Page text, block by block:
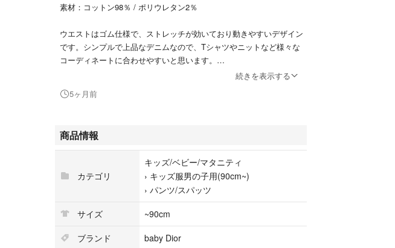
素材：コットン98％ / ポリウレタン2％
ウエストはゴム仕様で、ストレッチが効いており動きやすいデザイン
です。シンプルで上品なデニムなので、Tシャツやニットなど様々な
コーディネートに合わせやすいと思います。
ご確認ください。
続きを表示する
5ヶ月前
商品情報
カテゴリ
キッズ/ベビー/マタニティ
› キッズ服男の子用(90cm~)
› パンツ/スパッツ
サイズ
~90cm
ブランド
baby Dior